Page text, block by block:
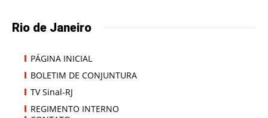
Rio de Janeiro
PÁGINA INICIAL
BOLETIM DE CONJUNTURA
TV Sinal-RJ
REGIMENTO INTERNO